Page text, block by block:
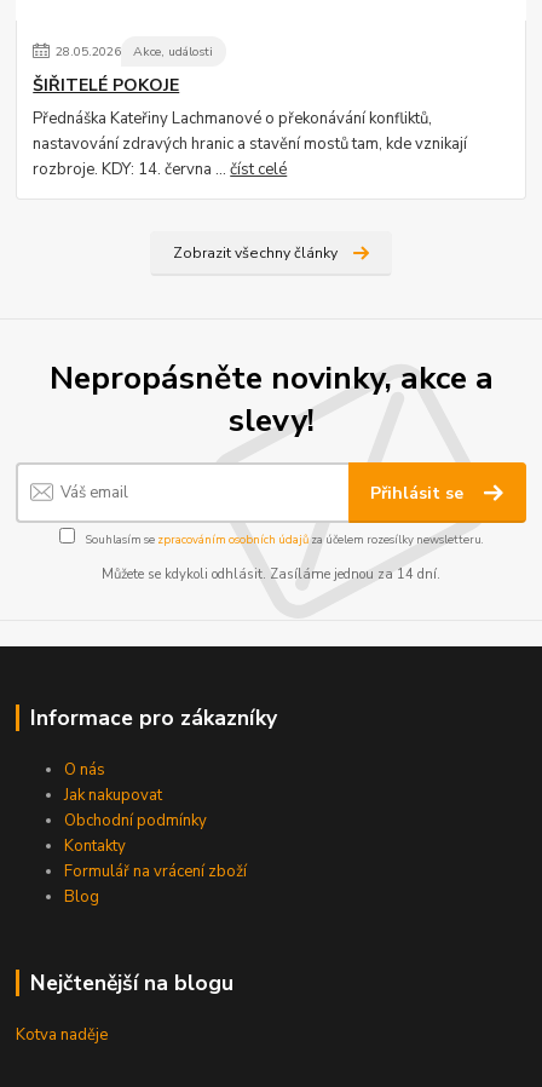
28.05.2026 Akce, události
ŠIŘITELÉ POKOJE
Přednáška Kateřiny Lachmanové o překonávání konfliktů,
nastavování zdravých hranic a stavění mostů tam, kde vznikají
rozbroje. KDY: 14. června ...číst celé
Zobrazit všechny články
Nepropásněte novinky, akce a
slevy!
Přihlásit se
Souhlasím se zpracováním osobních údajůza účelem rozesílky newsletteru.
Můžete se kdykoli odhlásit. Zasíláme jednou za 14 dní.
Informace pro zákazníky
O nás
Jak nakupovat
Obchodní podmínky
Kontakty
Formulář na vrácení zboží
Blog
Nejčtenější na blogu
Kotva naděje